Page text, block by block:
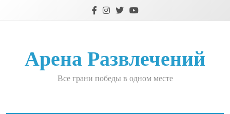
Арена Развлечений
Все грани победы в одном месте